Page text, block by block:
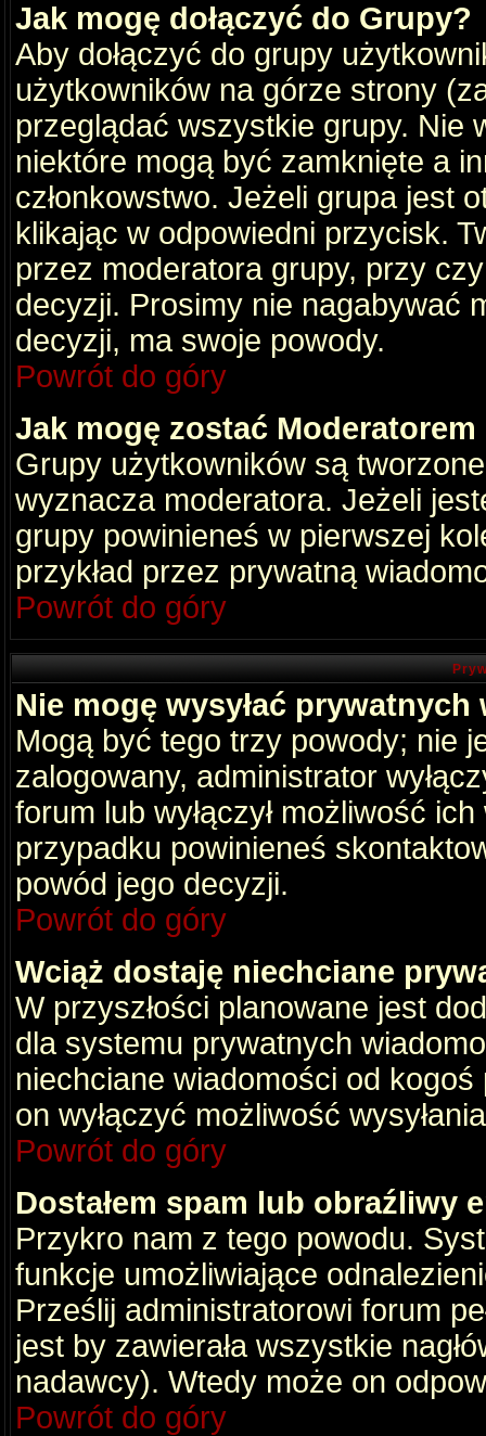
Jak mogę dołączyć do Grupy?
Aby dołączyć do grupy
użytkowników na górze strony
przeglądać wszystkie grupy. Nie
niektóre mogą być zamknięte a
członkowstwo. Jeżeli grupa jest
klikając w odpowiedni przycisk.
przez moderatora grupy, przy
decyzji. Prosimy nie nagabywać
decyzji, ma swoje powody.
Powrót do góry
Jak mogę zostać
Grupy użytkowników są
wyznacza moderatora. Jeżeli
grupy powinieneś w pierwszej
przykład przez prywatną
Powrót do góry
Nie mogę wysyłać
Mogą być tego trzy powody; nie
zalogowany, administrator
forum lub wyłączył możliwość
przypadku powinieneś
powód jego decyzji.
Powrót do góry
Wciąż dostaję niechciane
W przyszłości planowane jest
dla systemu prywatnych
niechciane wiadomości od
on wyłączyć możliwość
Powrót do góry
Dostałem spam lub obraźliwy
Przykro nam z tego powodu.
funkcje umożliwiające
Prześlij administratorowi forum
jest by zawierała wszystkie
nadawcy). Wtedy może on
Powrót do góry